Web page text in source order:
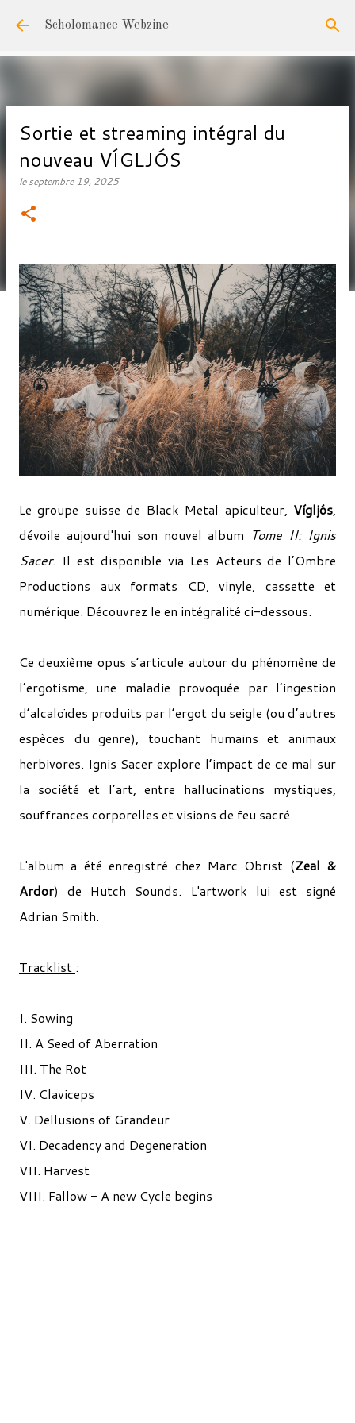
Accéder au contenu principal
Scholomance Webzine
Sortie et streaming intégral du
nouveau VÍGLJÓS
leseptembre 19, 2025
Le groupe suisse de Black Metal apiculteur, Vígljós
dévoile aujourd'hui son nouvel album Tome II: Ignis
Sacer. Il est disponible via Les Acteurs de l’Ombre
Productions aux formats CD, vinyle, cassette et
numérique. Découvrez le en intégralité ci-dessous.
Ce deuxième opus s’articule autour du phénomène de
l’ergotisme, une maladie provoquée par l’ingestion
d’alcaloïdes produits par l’ergot du seigle (ou d’autres
espèces du genre), touchant humains et animaux
herbivores. Ignis Sacer explore l’impact de ce mal sur
la société et l’art, entre hallucinations mystiques,
souffrances corporelles et visions de feu sacré.
L'album a été enregistré chez Marc Obrist (Zeal &
Ardor) de Hutch Sounds. L'artwork lui est signé
Adrian Smith.
Tracklist :
I. Sowing
II. A Seed of Aberration
III. The Rot
IV. Claviceps
V. Dellusions of Grandeur
VI. Decadency and Degeneration
VII. Harvest
VIII. Fallow - A new Cycle begins